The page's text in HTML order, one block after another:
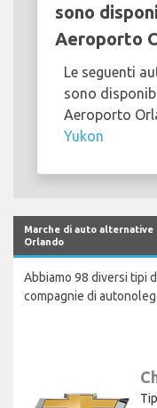
sono
Aeroporto
Le seguenti
sono
Aeroporto
Yukon
Marche di auto
Orlando
Abbiamo 98 diversi tipi
compagnie di